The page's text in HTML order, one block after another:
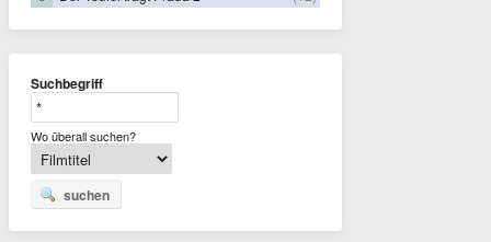
Suchbegriff
Wo überall suchen?
suchen